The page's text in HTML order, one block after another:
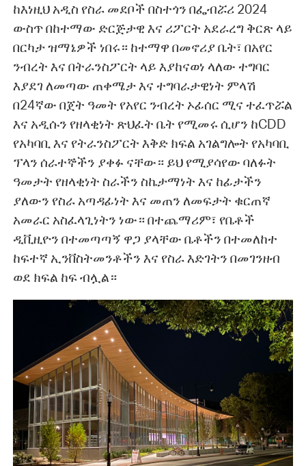
ከእነዚህ አዲስ የስራ መደቦች በስተጎን በፌብሯሪ 2024
ውስጥ በከተማው ድርጅታዊ እና ሪፖርት አደራረግ ቅርጽ ላይ
በርካታ ዝማኔዎች ነበሩ። ከተማዋ በመኖሪያ ቤት፣ በአየር
ንብረት እና በትራንስፖርት ላይ እያከናወነ ላለው ተግባር
እያደገ ለመጣው ጠቀሜታ እና ተግባራታዊነት ምላሽ
በ24ኛው በጀት ዓመት የአየር ንብረት ኦፊሰር ሚና ተፈጥሯል
እና አዲሱን የዘላቂነት ጽህፈት ቤት የሚመሩ ሲሆን ከCDD
የአካባቢ እና የትራንስፖርት እቅድ ክፍል አገልግሎት የአካባቢ
ፕላን ሰራተኞችን ያቀፉ ናቸው። ይህ የሚያሳየው ባለፉት
ዓመታት የዘላቂነት ስራችን ስኬታማነት እና ከፊታችን
ያለውን የስራ አጣዳፊነት እና መጠን ለመፍታት ቁርጠኛ
አመራር አስፈላጊነትን ነው። በተጨማሪም፣ የቤቶች
ዲቪዚዮን በተመጣጣኝ ዋጋ ያላቸው ቤቶችን በተመለከተ
ከፍተኛ ኢንቨስትመንቶችን እና የስራ እድገትን በመገንዘብ
ወደ ክፍል ከፍ ብሏል።